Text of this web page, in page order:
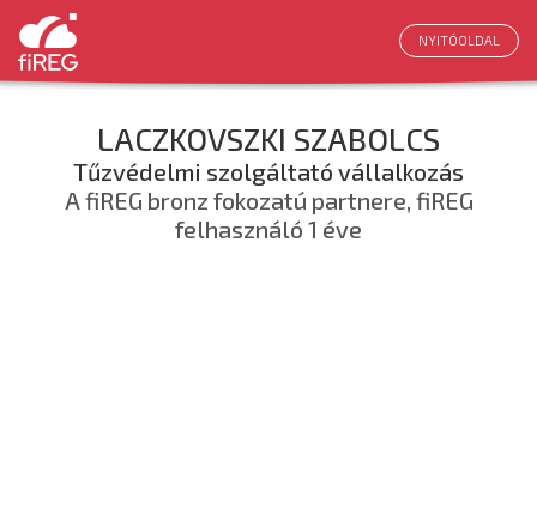
NYITÓOLDAL
LACZKOVSZKI SZABOLCS
Tűzvédelmi szolgáltató vállalkozás
A fiREG bronz fokozatú partnere, fiREG
felhasználó 1 éve